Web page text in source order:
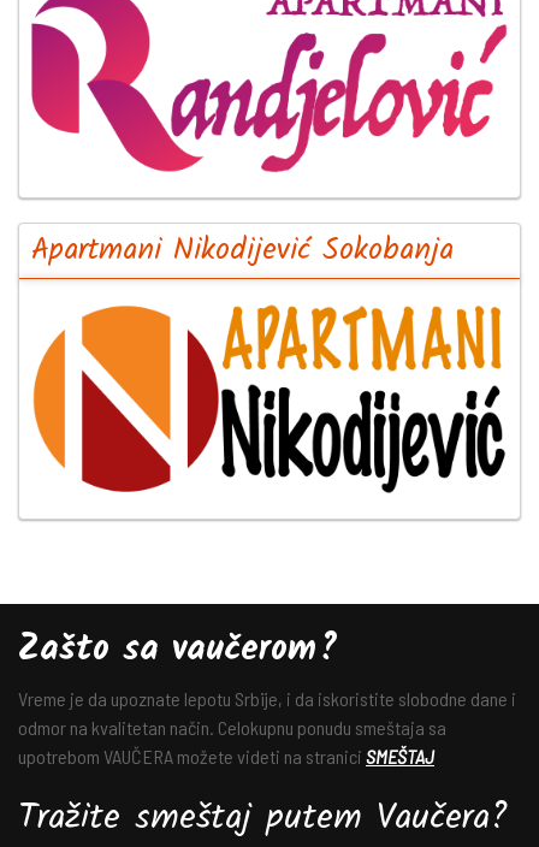
Apartmani Nikodijević Sokobanja
Zašto sa vaučerom?
Vreme je da upoznate lepotu Srbije, i da iskoristite slobodne dane i
odmor na kvalitetan način. Celokupnu ponudu smeštaja sa
upotrebom VAUČERA možete videti na stranici SMEŠTAJ
Tražite smeštaj putem Vaučera?